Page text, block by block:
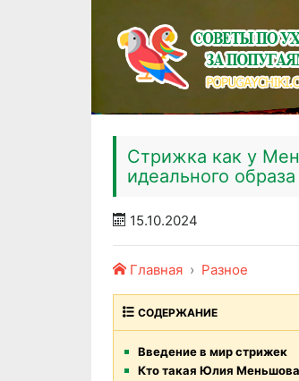
Стрижка как у
идеального образа
15.10.2024
Главная Разное
СОДЕРЖАНИЕ
Введение в мир стрижек
Кто такая Юлия